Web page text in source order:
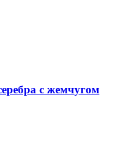
с жемчугом